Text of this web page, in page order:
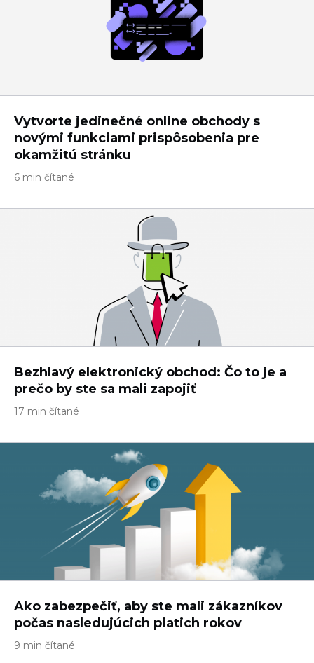
Vytvorte jedinečné online obchody s
novými funkciami prispôsobenia pre
okamžitú stránku
6 min čítané
Bezhlavý elektronický obchod: Čo to je a
prečo by ste sa mali zapojiť
17 min čítané
Ako zabezpečiť, aby ste mali zákazníkov
počas nasledujúcich piatich rokov
9 min čítané